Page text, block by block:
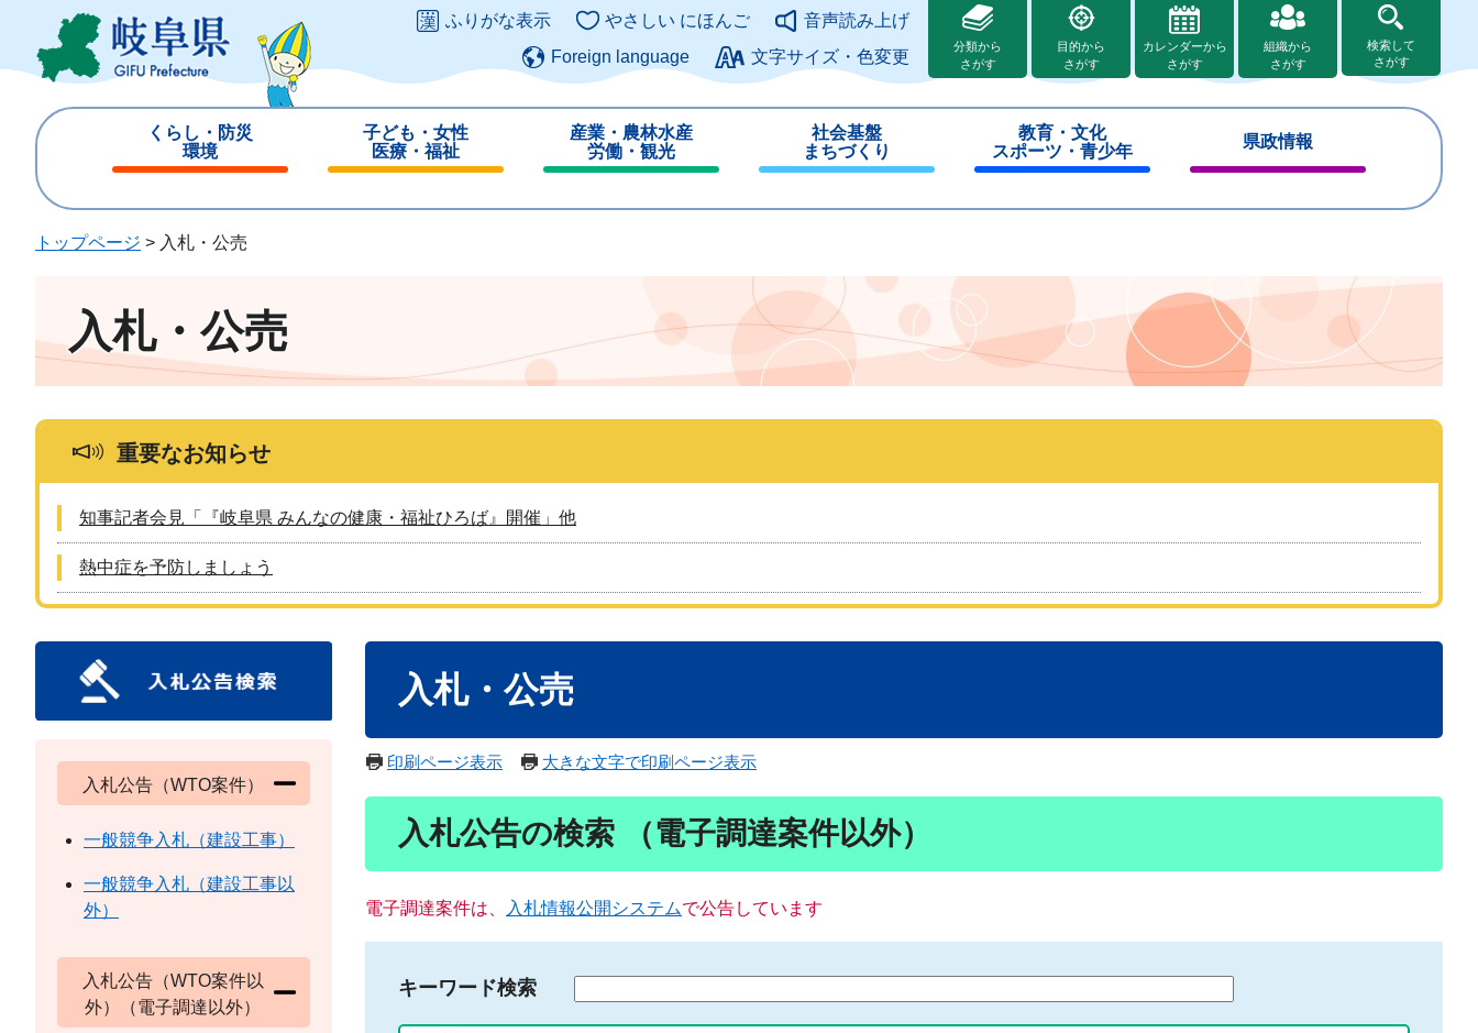
ジ
ュ
このページの本文へ
ふりがな表示 やさしい にほんご
音声読み上げ
Foreign language
文字サイズ・色変更
分類から
さがす
目的から
さがす
カレンダーから
さがす
組織から
さがす
検索して
さがす
くらし・防災
環境
じ
子ども・女性
医療・福祉
じ
産業・農林水産
労働・観光
じ
社会基盤
まちづくり
じ
教育・文化
スポーツ・青少年
じ
県政情報
じ
トップページ > 入札・公売
入札・公売
重要なお知らせ
知事記者会見「『岐阜県 みんなの健康・福祉ひろば』開催」他
熱中症を予防しましょう
入札・公売
印刷ページ表示 大きな文字で印刷ページ表示
入札公告の検索 （電子調達案件以外）
電子調達案件は、 入札情報公開システムで公告しています
キーワード検索
入札公告（WTO案件）
一般競争入札（建設工事）
一般競争入札（建設工事以
外）
入札公告（WTO案件以
外）（電子調達以外）